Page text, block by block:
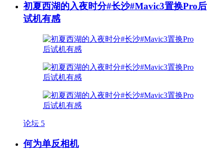
初夏西湖的入夜时分#长沙#Mavic3置换Pro后
试机有感
论坛 5
何为单反相机